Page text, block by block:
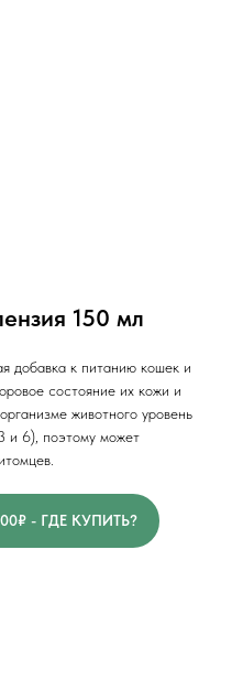
150 мл
добавка к питанию кошек и
состояние их кожи и
животного уровень
и 6), поэтому может
- ГДЕ КУПИТЬ?